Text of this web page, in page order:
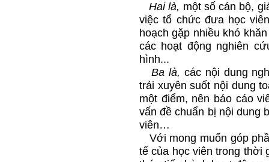
Hai là, một số cán bộ,
việc tổ chức đưa học
hoạch gặp nhiều khó
các hoạt động nghiên
hình...
Ba là, các nội dung
trải xuyên suốt nội dung
một điểm, nên báo cáo
vấn đề chuẩn bị nội dung
viên…
Với mong muốn góp
tế của học viên trong thời